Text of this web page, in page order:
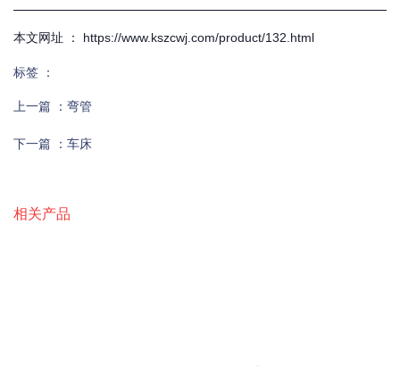
本文网址 ： https://www.kszcwj.com/product/132.html
标签 ：
上一篇 ： 弯管
下一篇 ： 车床
相关产品